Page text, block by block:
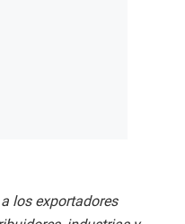
los exportadores